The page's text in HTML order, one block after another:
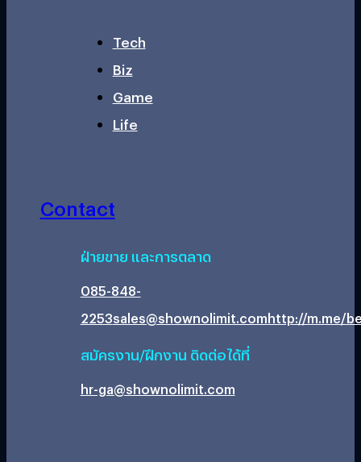
Tech
Biz
Game
Life
Contact
ฝ่ายขาย และการตลาด
085-848-
2253sales@shownolimit.comhttp://m.me/
สมัครงาน/ฝึกงาน ติดต่อได้ที่
hr-ga@shownolimit.com